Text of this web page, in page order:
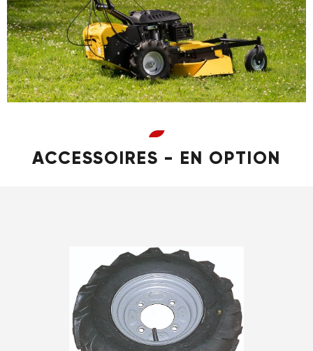
ACCESSOIRES - EN OPTION